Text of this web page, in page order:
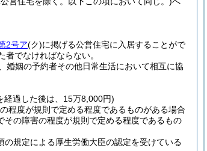
2号ア(ク)に掲げる公営住宅に入居することがで
でなければならない。
婚姻の予約者その他日常生活において相互に協
経過した後は、15万8,000円)
程度が規則で定める程度であるものがある場合
その障害の程度が規則で定める程度であるもの
の規定による厚生労働大臣の認定を受けている